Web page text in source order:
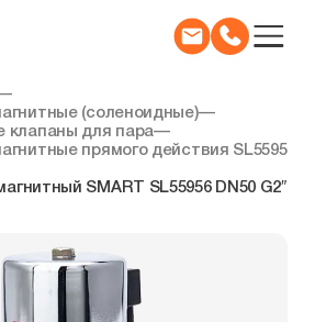
(соленоидные)—
клапаны для пара—
прямого действия SL5595
SMART SL55956 DN50 G2″